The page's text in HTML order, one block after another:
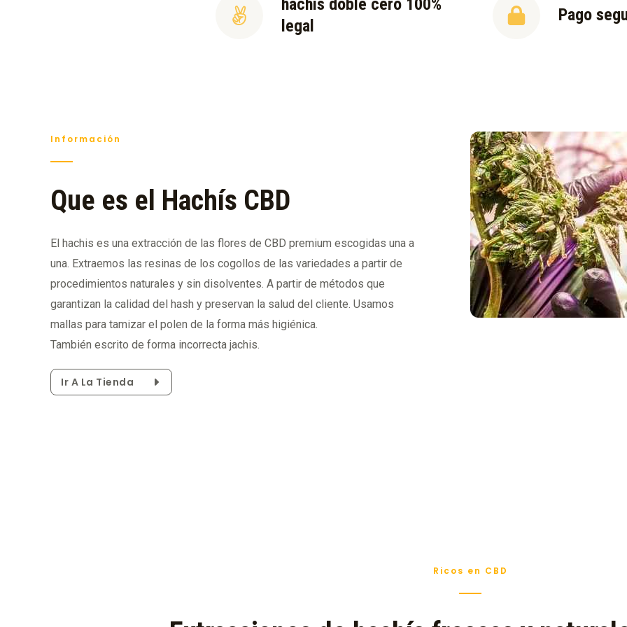
hachis doble cero 100%
legal
Pago
Información
Que es el Hachís CBD
El hachis es una extracción de las flores de CBD premium escogidas una a
una. Extraemos las resinas de los cogollos de las variedades a partir de
procedimientos naturales y sin disolventes. A partir de métodos que
garantizan la calidad del hash y preservan la salud del cliente. Usamos
mallas para tamizar el polen de la forma más higiénica.
También escrito de forma incorrecta jachis.
Ir A La Tienda
Ricos en CBD